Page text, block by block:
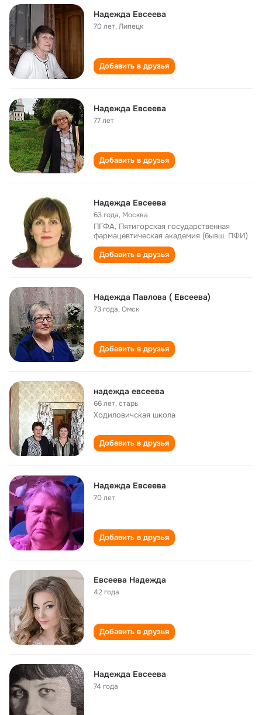
Надежда Евсеева
70 лет,Липецк
Добавить в друзья
Надежда Евсеева
77 лет
Добавить в друзья
Надежда Евсеева
63 года, Москва
ПГФА, Пятигорская государственная
фармацевтическая академия (бывш. ПФИ)
Добавить в друзья
Надежда Павлова ( Евсеева)
73 года,Омск
Добавить в друзья
надежда евсеева
66 лет,старь
Ходиловичская школа
Добавить в друзья
Надежда Евсеева
70 лет
Добавить в друзья
Евсеева Надежда
42 года
Добавить в друзья
Надежда Евсеева
74 года